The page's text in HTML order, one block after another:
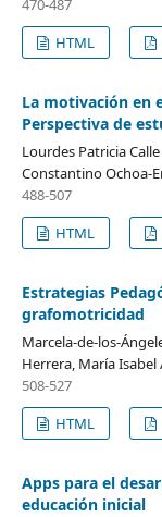
470-487
HTML
La motivación en
Perspectiva de
Lourdes Patricia
Constantino Ochoa-
488-507
HTML
Estrategias
grafomotricidad
Marcela-de-los-
Herrera, María Isabel
508-527
HTML
Apps para el
educación inicial